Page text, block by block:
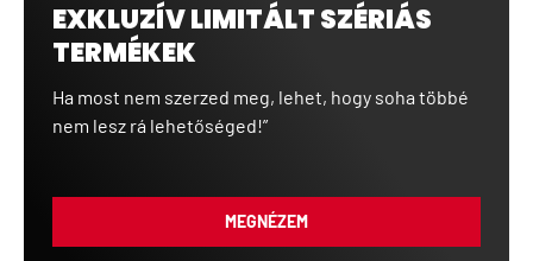
EXKLUZÍV LIMITÁLT SZÉRIÁS
TERMÉKEK
Ha most nem szerzed meg, lehet, hogy soha többé
nem lesz rá lehetőséged!”
MEGNÉZEM